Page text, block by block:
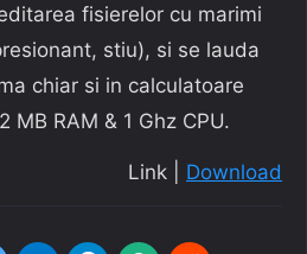
fisierelor cu marimi
stiu), si se lauda
chiar si in calculatoare
MB RAM & 1 Ghz CPU.
Link | Download